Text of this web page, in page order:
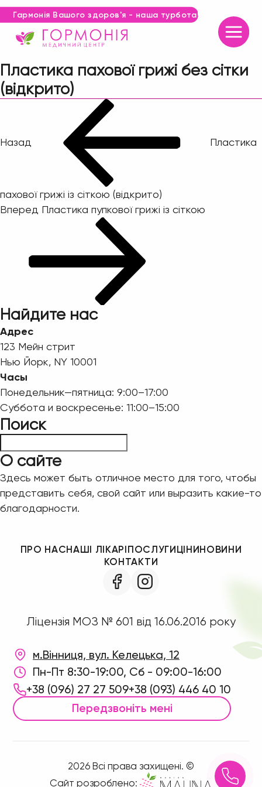
Гармонія Вашого здоров'я - наша турбота!
Пластика пахової грижі без сітки
(відкрито)
Назад
Пластика
пахової грижі із сіткою (відкрито)
Наступний
Вперед Пластика пупкової грижі із сіткою
Найдите нас
Адрес
123 Мейн стрит
Нью Йорк, NY 10001
Часы
Понедельник—пятница: 9:00–17:00
Суббота и воскресенье: 11:00–15:00
Поиск
О сайте
Здесь может быть отличное место для того, чтобы
представить себя, свой сайт или выразить какие-то
благодарности.
ПРО НАСНАШІ ЛІКАРІПОСЛУГИЦІНИНОВИНИ
КОНТАКТИ
Ліцензія МОЗ № 601 від 16.06.2016 року
м.Вінниця, вул. Келецька, 12
Пн-Пт 8:30-19:00, Сб - 09:00-16:00
+38 (096) 27 27 509+38 (093) 446 40 10
Передзвоніть мені
2026 Всі права захищені. ©
Сайт розроблено: